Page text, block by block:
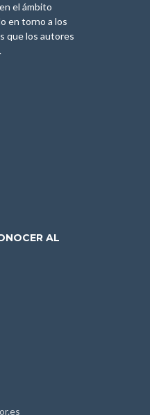
el ámbito
en torno a los
que los autores
AL